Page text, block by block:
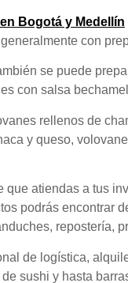
Bogotá y Medellín
con
se puede
con salsa
rellenos de
y queso,
que atiendas a tus
podrás encontrar
repostería,
de logística,
sushi y hasta